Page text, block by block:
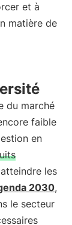
et à
matière de
du marché
faible
en
les
2030,
le secteur